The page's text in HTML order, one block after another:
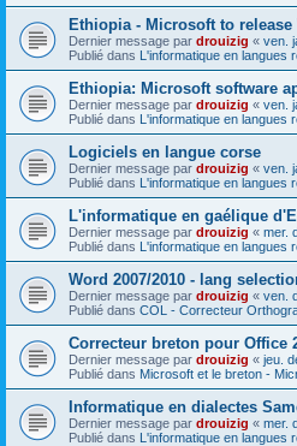
Ethiopia - Microsoft to
Dernier message par drouizig « ven.
Publié dans L'informatique en langues
Ethiopia: Microsoft software
Dernier message par drouizig « ven.
Publié dans L'informatique en langues
Logiciels en langue corse
Dernier message par drouizig « ven.
Publié dans L'informatique en langues
L'informatique en gaélique
Dernier message par drouizig « mer.
Publié dans L'informatique en langues
Word 2007/2010 - lang
Dernier message par drouizig « ven.
Publié dans COL - Correcteur
Correcteur breton pour Office
Dernier message par drouizig « jeu.
Publié dans Microsoft et le breton -
Informatique en dialectes
Dernier message par drouizig « mer.
Publié dans L'informatique en langues